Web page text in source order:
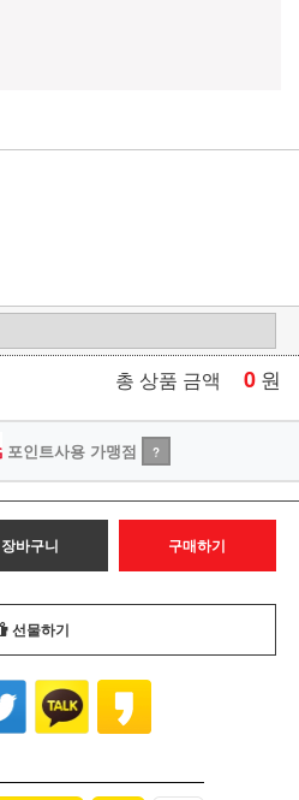
총 상품 금액 0 원
포인트사용 가맹점 ?
장바구니 구매하기
선물하기